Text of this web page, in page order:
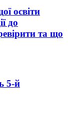
освіти
до
та що
5-й